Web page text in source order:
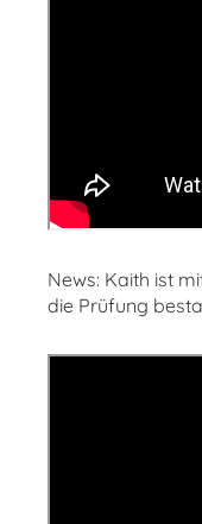
News: Kaith ist
die Prüfung